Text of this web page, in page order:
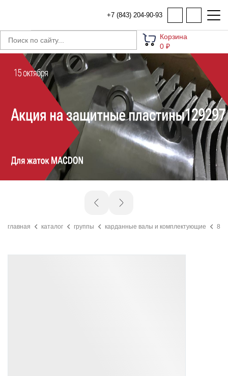
+7 (843) 204-90-93
Корзина
0 ₽
главная каталог группы карданные валы и комплектующие